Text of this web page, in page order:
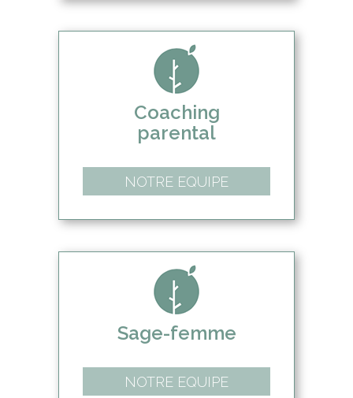
Coaching
parental
NOTRE EQUIPE
Sage-femme
NOTRE EQUIPE